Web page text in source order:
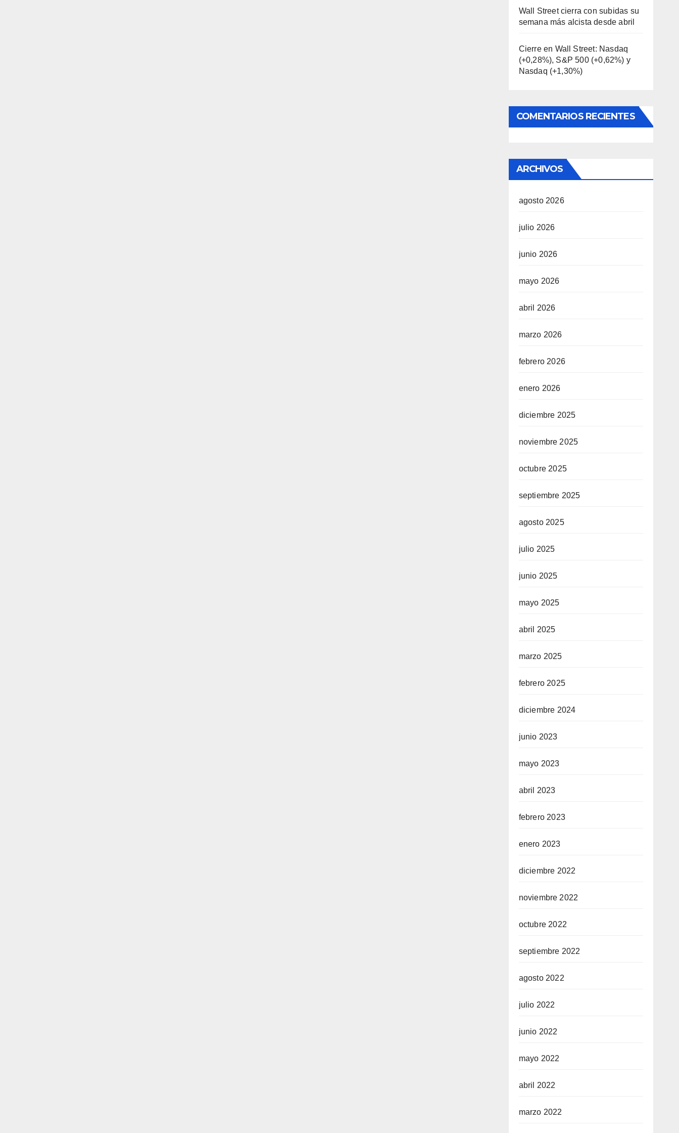
Wall Street cierra con subidas su
semana más alcista desde abril
Cierre en Wall Street: Nasdaq
(+0,28%), S&P 500 (+0,62%) y
Nasdaq (+1,30%)
COMENTARIOS RECIENTES
ARCHIVOS
agosto 2026
julio 2026
junio 2026
mayo 2026
abril 2026
marzo 2026
febrero 2026
enero 2026
diciembre 2025
noviembre 2025
octubre 2025
septiembre 2025
agosto 2025
julio 2025
junio 2025
mayo 2025
abril 2025
marzo 2025
febrero 2025
diciembre 2024
junio 2023
mayo 2023
abril 2023
febrero 2023
enero 2023
diciembre 2022
noviembre 2022
octubre 2022
septiembre 2022
agosto 2022
julio 2022
junio 2022
mayo 2022
abril 2022
marzo 2022